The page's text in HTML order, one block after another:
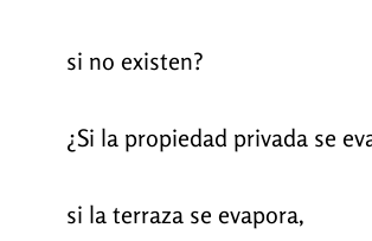
si no existen?
¿Si la propiedad privada se
si la terraza se evapora,